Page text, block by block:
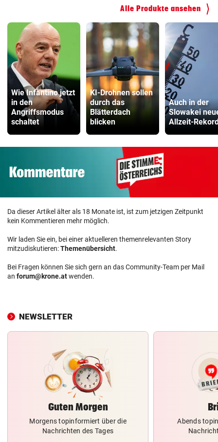
Alle Produkte ansehen
Wie Infantino jetzt
in den
Angriffsmodus
schaltet
KI-Drohnen sollen
durch das
Blätterdach
blicken
Auch in der
Slowakei
Allzeit-
Da dieser Artikel älter als 18 Monate ist, ist zum jetzigen Zeitpunkt
kein Kommentieren mehr möglich.
Wir laden Sie ein, bei einer aktuelleren themenrelevanten Story
mitzudiskutieren:Themenübersicht.
Bei Fragen können Sie sich gern an das Community-Team per Mail
an forum@krone.atwenden.
NEWSLETTER
Guten Morgen
Morgens topinformiert über die
Nachrichten des Tages
Abends